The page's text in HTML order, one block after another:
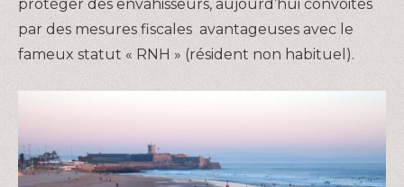
protéger des envahisseurs, aujourd’hui convoités
par des mesures fiscales avantageuses avec le
fameux statut « RNH » (résident non habituel).